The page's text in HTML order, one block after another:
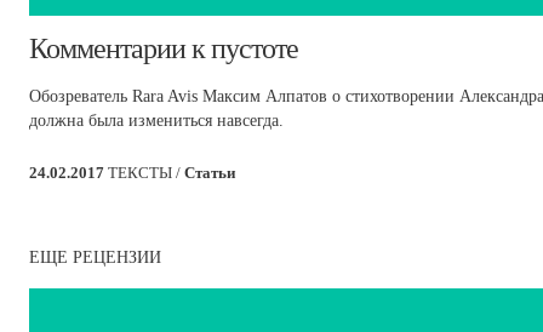
​Комментарии к пустоте
Обозреватель Rara Avis Максим Алпатов о стихотворении
должна была измениться навсегда.
24.02.2017 ТЕКСТЫ / Статьи
ЕЩЕ РЕЦЕНЗИИ